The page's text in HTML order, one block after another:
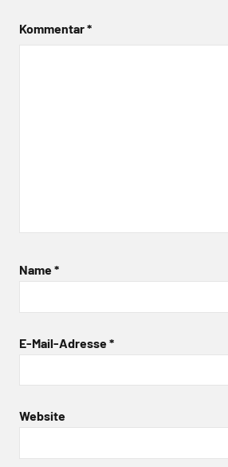
Kommentar*
Name*
E-Mail-Adresse*
Website